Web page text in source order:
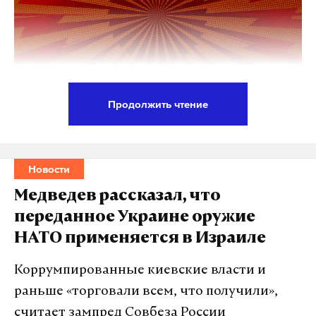
Хаджи Кадырова. Об этом в своем Telegram-
канале сообщил глава республики Рамзан
Кадыров. Он добавил, что эта награда Путину
была присвоена еще в 2007 году и является
благодарностью президенту от всего населения
региона.
В своем посте Рамзан Кадыров пояснил, что
Продолжить чтение
Новости
Медведев рассказал, что
переданное Украине оружие
НАТО применяется в Израиле
Коррумпированные киевские власти и
раньше «торговали всем, что получили»,
считает зампред Совбеза России